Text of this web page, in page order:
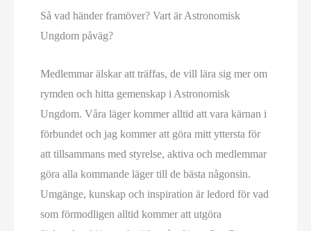
Så vad händer framöver? Vart är Astronomisk
Ungdom påväg?
Medlemmar älskar att träffas, de vill lära sig mer om
rymden och hitta gemenskap i Astronomisk
Ungdom. Våra läger kommer alltid att vara kärnan i
förbundet och jag kommer att göra mitt yttersta för
att tillsammans med styrelse, aktiva och medlemmar
göra alla kommande läger till de bästa någonsin.
Umgänge, kunskap och inspiration är ledord för vad
som förmodligen alltid kommer att utgöra